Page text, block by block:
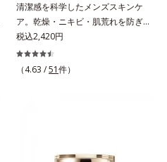
「トラネキサム酸」を配合しまし
た。さらに、シリーズ共通の美容成
分(*7)「GLルートブースター(*9)」
を配合することで、肌のふっくら感
や透明感を叶えます。美白ケアしな
の生成を抑え、シミ・ソバカスを防
清潔感を科学したメンズスキンケ
ア。乾燥・ニキビ・肌荒れを防ぎハ
リ・ツヤのある、好印象な清潔透明
肌(*1)へ。オルビスミスターは、男
性の清潔感、爽やかさ、若々しさの
の乾燥・テカリへのケアはそのまま
税込2,420円
（4.63 /51件）